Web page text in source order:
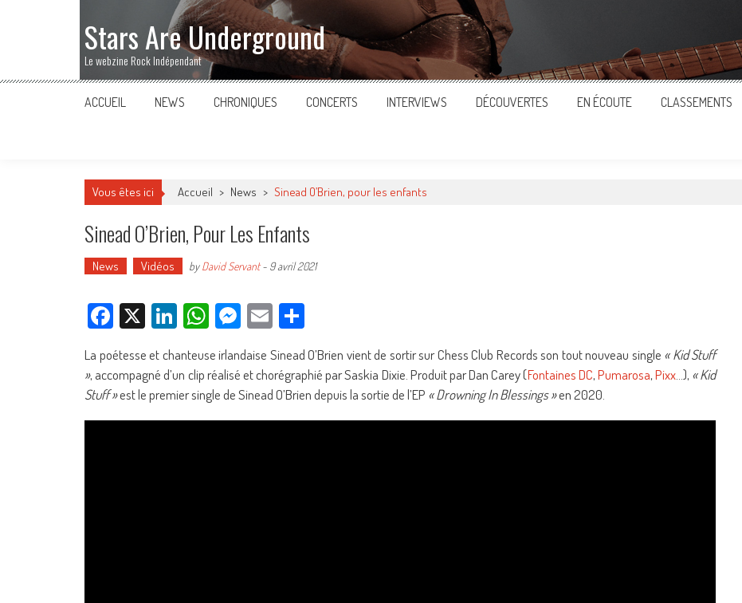
Stars Are Underground
Le webzine Rock Indépendant
ACCUEIL NEWS CHRONIQUES CONCERTS INTERVIEWS DÉCOUVERTES EN ÉCOUTE CLASSEMENTS
Vous êtes ici Accueil > News > Sinead O’Brien, pour les enfants
Sinead O’Brien, Pour Les Enfants
News Vidéos byDavid Servant- 9 avril 2021
Facebook
X LinkedIn
WhatsApp
Messenger
Email
La poétesse et chanteuse irlandaise Sinead O’Brien vient de sortir sur Chess Club Records son tout nouveau single « Kid Stuff
», accompagné d’un clip réalisé et chorégraphié par Saskia Dixie. Produit par Dan Carey (Fontaines DC,Pumarosa,Pixx …), « Kid
Stuff »est le premier single de Sinead O’Brien depuis la sortie de l’EP « Drowning In Blessings »en 2020.